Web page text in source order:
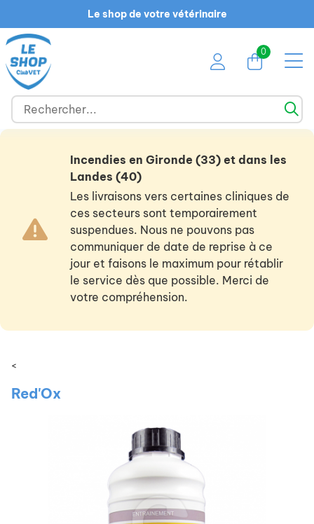
Le shop de votre vétérinaire
0
Incendies en Gironde (33) et dans les
Landes (40)
Les livraisons vers certaines cliniques de
ces secteurs sont temporairement
suspendues. Nous ne pouvons pas
communiquer de date de reprise à ce
jour et faisons le maximum pour rétablir
le service dès que possible. Merci de
votre compréhension.
<
Red'Ox